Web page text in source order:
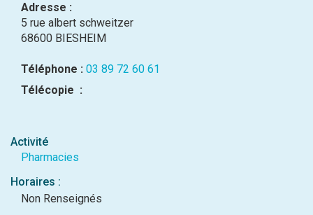
Adresse :
5 rue albert schweitzer
68600 BIESHEIM
Téléphone : 03 89 72 60 61
Télécopie :
Activité
Pharmacies
Horaires :
Non Renseignés